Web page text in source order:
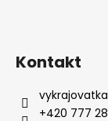
Kontakt
+420 777